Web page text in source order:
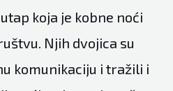
koja je kobne noći
Njih dvojica su
komunikaciju i tražili i